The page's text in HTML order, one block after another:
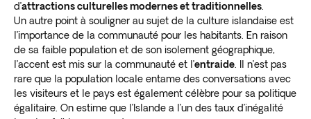
d’attractions culturelles modernes et traditionnelles
Un autre point à souligner au sujet de la culture islandaise est
l’importance de la communauté pour les habitants. En raison
de sa faible population et de son isolement géographique,
l’accent est mis sur la communauté et l’entraide . Il n’est pas
rare que la population locale entame des conversations avec
les visiteurs et le pays est également célèbre pour sa politique
égalitaire. On estime que l’Islande a l’un des taux d’inégalité